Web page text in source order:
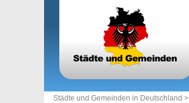
Städte und Gemeinden in Deutschland >